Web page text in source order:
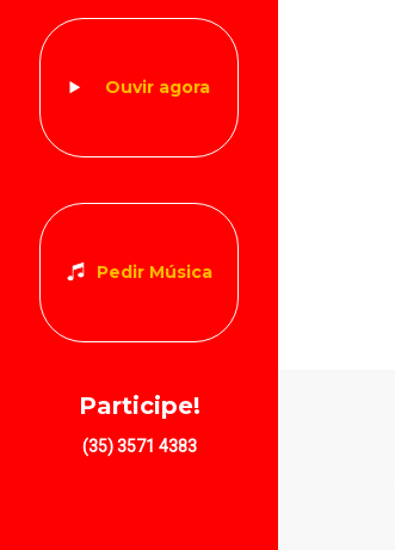
Ouvir agora
Pedir Música
Participe!
(35) 3571 4383